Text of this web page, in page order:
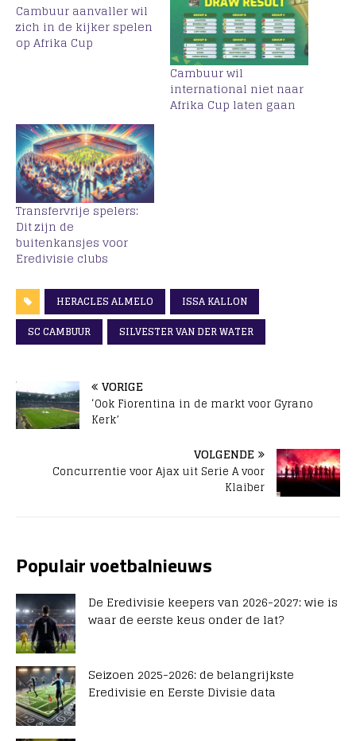
Cambuur aanvaller wil
zich in de kijker spelen
op Afrika Cup
Cambuur wil
international niet naar
Afrika Cup laten gaan
Transfervrije spelers:
Dit zijn de
buitenkansjes voor
Eredivisie clubs
HERACLES ALMELO
ISSA KALLON
SC CAMBUUR
SILVESTER VAN DER WATER
VORIGE
‘Ook Fiorentina in de markt voor Gyrano
Kerk’
VOLGENDE
Concurrentie voor Ajax uit Serie A voor
Klaiber
Populair voetbalnieuws
De Eredivisie keepers van 2026-2027: wie is
waar de eerste keus onder de lat?
Seizoen 2025-2026: de belangrijkste
Eredivisie en Eerste Divisie data